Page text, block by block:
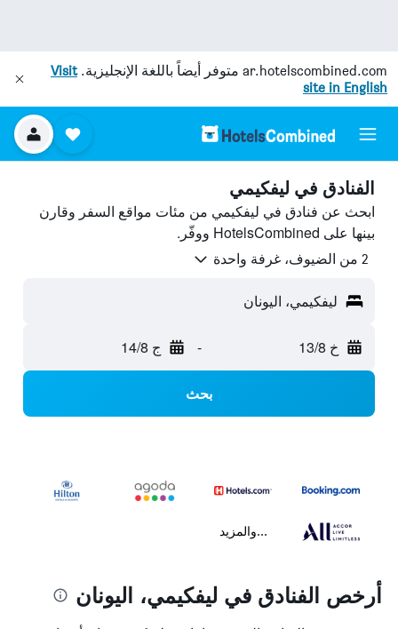
ar.hotelscombined.com متوفر أيضاً باللغة الإنجليزية.Visit
site in English
الفنادق في ليفكيمي
ابحث عن فنادق في ليفكيمي من مئات مواقع السفر وقارن
بينها على HotelsCombined ووفّر.
2 من الضيوف، غرفة واحدة
ليفكيمي، اليونان
خ 13/8 - ج 14/8
بحث
...والمزيد
أرخص الفنادق في ليفكيمي، اليونان